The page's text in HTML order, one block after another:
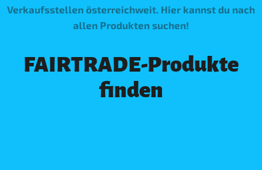
Verkaufsstellen österreichweit. Hier kannst du nach
allen Produkten suchen!
FAIRTRADE-Produkte
finden